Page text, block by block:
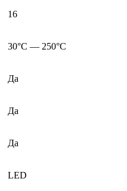
16
30°C — 250°C
Да
Да
Да
LED